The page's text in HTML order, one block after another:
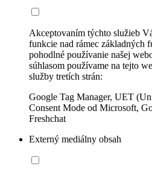
Akceptovaním týchto služieb
funkcie nad rámec základných
pohodlné používanie našej
súhlasom používame na tejto
služby tretích strán:
Google Tag Manager, UET
Consent Mode od Microsoft,
Freshchat
Externý mediálny obsah